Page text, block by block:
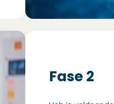
Fase 2